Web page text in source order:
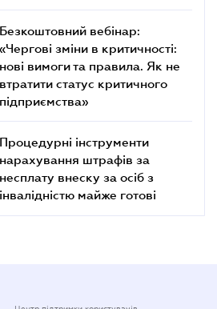
Безкоштовний вебінар:
«Чергові зміни в критичності:
нові вимоги та правила. Як не
втратити статус критичного
підприємства»
Процедурні інструменти
нарахування штрафів за
несплату внеску за осіб з
інвалідністю майже готові